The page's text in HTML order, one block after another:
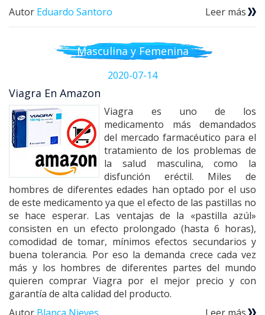
Autor Eduardo Santoro Leer más
Masculina y Femenina
2020-07-14
Viagra En Amazon
Viagra es uno de los
medicamento más demandados
del mercado farmacéutico para el
tratamiento de los problemas de
la salud masculina, como la
disfunción eréctil. Miles de
hombres de diferentes edades han optado por el uso
de este medicamento ya que el efecto de las pastillas no
se hace esperar. Las ventajas de la «pastilla azúl»
consisten en un efecto prolongado (hasta 6 horas),
comodidad de tomar, mínimos efectos secundarios y
buena tolerancia. Por eso la demanda crece cada vez
más y los hombres de diferentes partes del mundo
quieren comprar Viagra por el mejor precio y con
garantía de alta calidad del producto.